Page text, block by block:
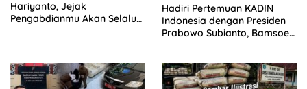
Hariyanto, Jejak
Pengabdianmu Akan Selalu
Hadiri Pertemuan KADIN
Indonesia dengan Presiden
Prabowo Subianto, Bamsoet
Hadapi Gejolak Ekonomi
Dunia